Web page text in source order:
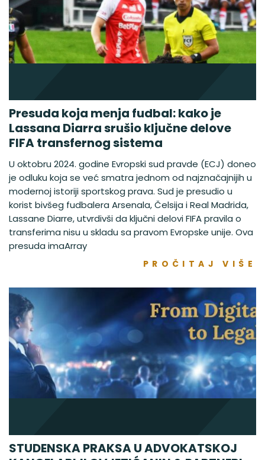
Presuda koja menja fudbal: kako je
Lassana Diarra srušio ključne delove
FIFA transfernog sistema
U oktobru 2024. godine Evropski sud pravde (ECJ) doneo
je odluku koja se već smatra jednom od najznačajnijih u
modernoj istoriji sportskog prava. Sud je presudio u
korist bivšeg fudbalera Arsenala, Čelsija i Real Madrida,
Lassane Diarre, utvrdivši da ključni delovi FIFA pravila o
transferima nisu u skladu sa pravom Evropske unije. Ova
presuda imaArray
PROČITAJ VIŠE
STUDENSKA PRAKSA U ADVOKATSKOJ